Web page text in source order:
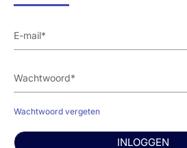
Wachtwoord vergeten
INLOGGEN
geclassificeerd.
voorafgaand aan hun AF
vergeleken met 27.4% die
Er was geen verschil in
placebo gebruikten (HR 1.09,
= 0.19).
Er werden geen verschillen